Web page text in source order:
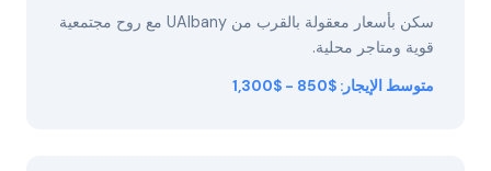
سكن بأسعار معقولة بالقرب من UAlbany مع روح مجتمعية
قوية ومتاجر محلية.
متوسط الإيجار: $850 - $1,300